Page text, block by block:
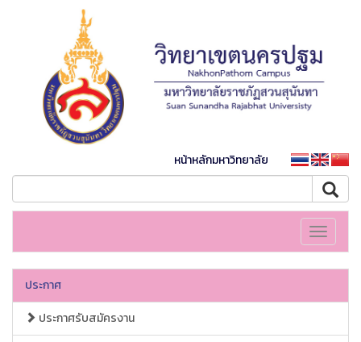
หน้าหลักมหาวิทยาลัย
Toggle
ประกาศ
ประกาศรับสมัครงาน